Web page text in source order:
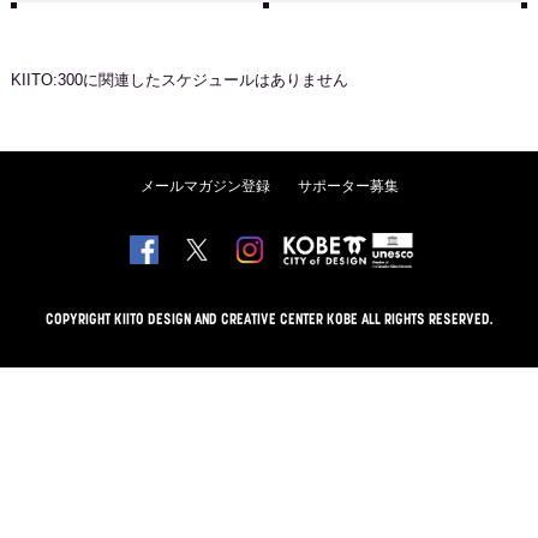
KIITO:300に関連したスケジュールはありません
メールマガジン登録 サポーター募集
COPYRIGHT KIITO DESIGN AND CREATIVE CENTER KOBE ALL RIGHTS RESERVED.